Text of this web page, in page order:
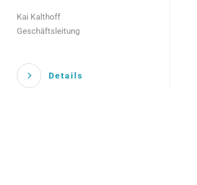
Kai Kalthoff
Geschäftsleitung
Details